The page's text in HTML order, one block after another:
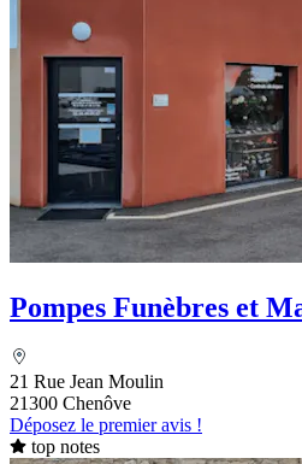
Pompes Funèbres et
21 Rue Jean Moulin
21300 Chenôve
Déposez le premier avis !
top notes